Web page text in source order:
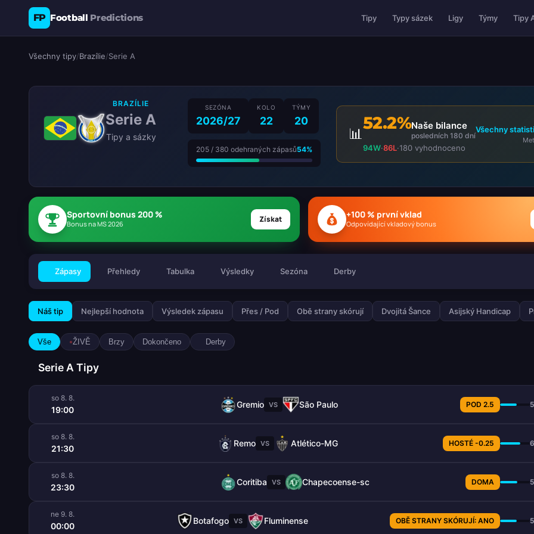
FP Football Predictions Tipy Typy sázek Ligy Týmy Tipy
Všechny tipy/Brazílie/Serie A
BRAZÍLIE
Serie A
Tipy a sázky
SEZÓNA
2026/27
KOLO
22
TÝMY
20
205 / 380 odehraných zápasů54%
📊
52.2%Naše bilance
posledních 180 dní
94W·86L·180 vyhodnoceno
Všechny
Sportovní bonus 200 %
Bonus na MS 2026 Získat +100 % první vklad
Odpovídající vkladový bonus
Zápasy Přehledy Tabulka Výsledky Sezóna Derby
Náš tip Nejlepší hodnota Výsledek zápasu Přes / Pod Obě strany skórují Dvojitá Šance Asijský Handicap
Vše ŽIVĚ Brzy Dokončeno Derby
Serie A Tipy
so 8. 8.
19:00
Gremio VS São Paulo POD 2.5
so 8. 8.
21:30
Remo VS Atlético-MG HOSTÉ -0.25
so 8. 8.
23:30
Coritiba VS Chapecoense-sc DOMA
ne 9. 8.
00:00
Botafogo VS Fluminense OBĚ STRANY SKÓRUJÍ: ANO